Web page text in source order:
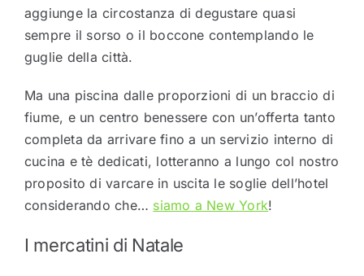
aggiunge la circostanza di degustare quasi
sempre il sorso o il boccone contemplando le
guglie della città.
Ma una piscina dalle proporzioni di un braccio di
fiume, e un centro benessere con un’offerta tanto
completa da arrivare fino a un servizio interno di
cucina e tè dedicati, lotteranno a lungo col nostro
proposito di varcare in uscita le soglie dell’hotel
considerando che… siamo a New York!
I mercatini di Natale